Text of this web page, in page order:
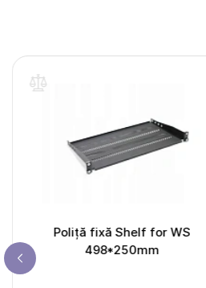
Poliță fixă Shelf for WS
498*250mm